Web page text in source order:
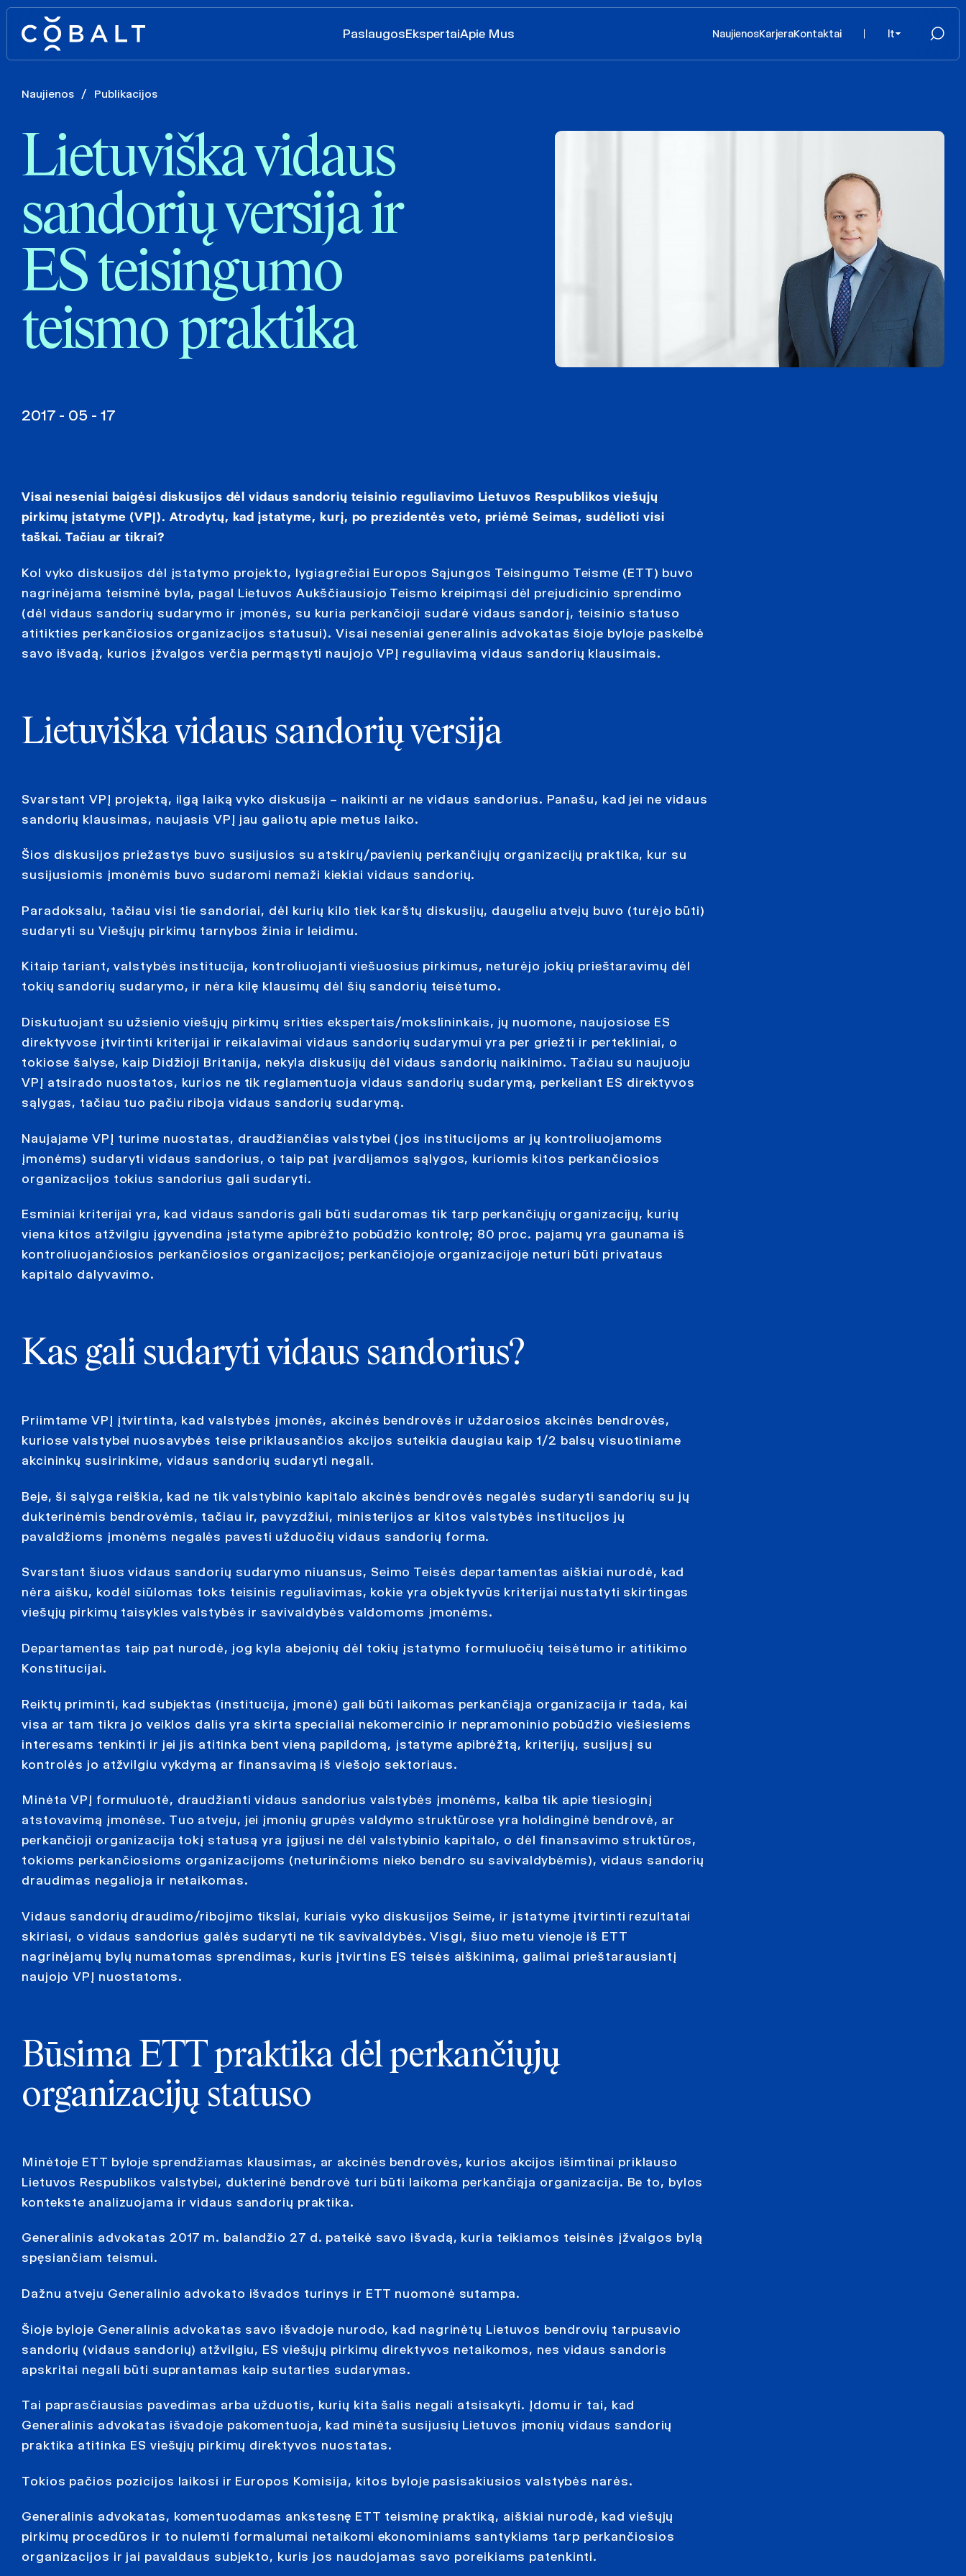
PaslaugosEkspertaiApie Mus NaujienosKarjeraKontaktai lt
Naujienos / Publikacijos
Lietuviška vidaus
sandorių versija ir
ES teisingumo
teismo praktika
2017 - 05 - 17
Visai neseniai baigėsi diskusijos dėl vidaus sandorių teisinio reguliavimo Lietuvos Respublikos viešųjų
pirkimų įstatyme (VPĮ). Atrodytų, kad įstatyme, kurį, po prezidentės veto, priėmė Seimas, sudėlioti visi
taškai. Tačiau ar tikrai?
Kol vyko diskusijos dėl įstatymo projekto, lygiagrečiai Europos Sąjungos Teisingumo Teisme (ETT) buvo
nagrinėjama teisminė byla, pagal Lietuvos Aukščiausiojo Teismo kreipimąsi dėl prejudicinio sprendimo
(dėl vidaus sandorių sudarymo ir įmonės, su kuria perkančioji sudarė vidaus sandorį, teisinio statuso
atitikties perkančiosios organizacijos statusui). Visai neseniai generalinis advokatas šioje byloje paskelbė
savo išvadą, kurios įžvalgos verčia permąstyti naujojo VPĮ reguliavimą vidaus sandorių klausimais.
Lietuviška vidaus sandorių versija
Svarstant VPĮ projektą, ilgą laiką vyko diskusija – naikinti ar ne vidaus sandorius. Panašu, kad jei ne vidaus
sandorių klausimas, naujasis VPĮ jau galiotų apie metus laiko.
Šios diskusijos priežastys buvo susijusios su atskirų/pavienių perkančiųjų organizacijų praktika, kur su
susijusiomis įmonėmis buvo sudaromi nemaži kiekiai vidaus sandorių.
Paradoksalu, tačiau visi tie sandoriai, dėl kurių kilo tiek karštų diskusijų, daugeliu atvejų buvo (turėjo būti)
sudaryti su Viešųjų pirkimų tarnybos žinia ir leidimu.
Kitaip tariant, valstybės institucija, kontroliuojanti viešuosius pirkimus, neturėjo jokių prieštaravimų dėl
tokių sandorių sudarymo, ir nėra kilę klausimų dėl šių sandorių teisėtumo.
Diskutuojant su užsienio viešųjų pirkimų srities ekspertais/mokslininkais, jų nuomone, naujosiose ES
direktyvose įtvirtinti kriterijai ir reikalavimai vidaus sandorių sudarymui yra per griežti ir pertekliniai, o
tokiose šalyse, kaip Didžioji Britanija, nekyla diskusijų dėl vidaus sandorių naikinimo. Tačiau su naujuoju
VPĮ atsirado nuostatos, kurios ne tik reglamentuoja vidaus sandorių sudarymą, perkeliant ES direktyvos
sąlygas, tačiau tuo pačiu riboja vidaus sandorių sudarymą.
Naujajame VPĮ turime nuostatas, draudžiančias valstybei (jos institucijoms ar jų kontroliuojamoms
įmonėms) sudaryti vidaus sandorius, o taip pat įvardijamos sąlygos, kuriomis kitos perkančiosios
organizacijos tokius sandorius gali sudaryti.
Esminiai kriterijai yra, kad vidaus sandoris gali būti sudaromas tik tarp perkančiųjų organizacijų, kurių
viena kitos atžvilgiu įgyvendina įstatyme apibrėžto pobūdžio kontrolę; 80 proc. pajamų yra gaunama iš
kontroliuojančiosios perkančiosios organizacijos; perkančiojoje organizacijoje neturi būti privataus
kapitalo dalyvavimo.
Kas gali sudaryti vidaus sandorius?
Priimtame VPĮ įtvirtinta, kad valstybės įmonės, akcinės bendrovės ir uždarosios akcinės bendrovės,
kuriose valstybei nuosavybės teise priklausančios akcijos suteikia daugiau kaip 1/2 balsų visuotiniame
akcininkų susirinkime, vidaus sandorių sudaryti negali.
Beje, ši sąlyga reiškia, kad ne tik valstybinio kapitalo akcinės bendrovės negalės sudaryti sandorių su jų
dukterinėmis bendrovėmis, tačiau ir, pavyzdžiui, ministerijos ar kitos valstybės institucijos jų
pavaldžioms įmonėms negalės pavesti užduočių vidaus sandorių forma.
Svarstant šiuos vidaus sandorių sudarymo niuansus, Seimo Teisės departamentas aiškiai nurodė, kad
nėra aišku, kodėl siūlomas toks teisinis reguliavimas, kokie yra objektyvūs kriterijai nustatyti skirtingas
viešųjų pirkimų taisykles valstybės ir savivaldybės valdomoms įmonėms.
Departamentas taip pat nurodė, jog kyla abejonių dėl tokių įstatymo formuluočių teisėtumo ir atitikimo
Konstitucijai.
Reiktų priminti, kad subjektas (institucija, įmonė) gali būti laikomas perkančiąja organizacija ir tada, kai
visa ar tam tikra jo veiklos dalis yra skirta specialiai nekomercinio ir nepramoninio pobūdžio viešiesiems
interesams tenkinti ir jei jis atitinka bent vieną papildomą, įstatyme apibrėžtą, kriterijų, susijusį su
kontrolės jo atžvilgiu vykdymą ar finansavimą iš viešojo sektoriaus.
Minėta VPĮ formuluotė, draudžianti vidaus sandorius valstybės įmonėms, kalba tik apie tiesioginį
atstovavimą įmonėse. Tuo atveju, jei įmonių grupės valdymo struktūrose yra holdinginė bendrovė, ar
perkančioji organizacija tokį statusą yra įgijusi ne dėl valstybinio kapitalo, o dėl finansavimo struktūros,
tokioms perkančiosioms organizacijoms (neturinčioms nieko bendro su savivaldybėmis), vidaus sandorių
draudimas negalioja ir netaikomas.
Vidaus sandorių draudimo/ribojimo tikslai, kuriais vyko diskusijos Seime, ir įstatyme įtvirtinti rezultatai
skiriasi, o vidaus sandorius galės sudaryti ne tik savivaldybės. Visgi, šiuo metu vienoje iš ETT
nagrinėjamų bylų numatomas sprendimas, kuris įtvirtins ES teisės aiškinimą, galimai prieštarausiantį
naujojo VPĮ nuostatoms.
Būsima ETT praktika dėl perkančiųjų
organizacijų statuso
Minėtoje ETT byloje sprendžiamas klausimas, ar akcinės bendrovės, kurios akcijos išimtinai priklauso
Lietuvos Respublikos valstybei, dukterinė bendrovė turi būti laikoma perkančiąja organizacija. Be to, bylos
kontekste analizuojama ir vidaus sandorių praktika.
Generalinis advokatas 2017 m. balandžio 27 d. pateikė savo išvadą, kuria teikiamos teisinės įžvalgos bylą
spęsiančiam teismui.
Dažnu atveju Generalinio advokato išvados turinys ir ETT nuomonė sutampa.
Šioje byloje Generalinis advokatas savo išvadoje nurodo, kad nagrinėtų Lietuvos bendrovių tarpusavio
sandorių (vidaus sandorių) atžvilgiu, ES viešųjų pirkimų direktyvos netaikomos, nes vidaus sandoris
apskritai negali būti suprantamas kaip sutarties sudarymas.
Tai paprasčiausias pavedimas arba užduotis, kurių kita šalis negali atsisakyti. Įdomu ir tai, kad
Generalinis advokatas išvadoje pakomentuoja, kad minėta susijusių Lietuvos įmonių vidaus sandorių
praktika atitinka ES viešųjų pirkimų direktyvos nuostatas.
Tokios pačios pozicijos laikosi ir Europos Komisija, kitos byloje pasisakiusios valstybės narės.
Generalinis advokatas, komentuodamas ankstesnę ETT teisminę praktiką, aiškiai nurodė, kad viešųjų
pirkimų procedūros ir to nulemti formalumai netaikomi ekonominiams santykiams tarp perkančiosios
organizacijos ir jai pavaldaus subjekto, kuris jos naudojamas savo poreikiams patenkinti.